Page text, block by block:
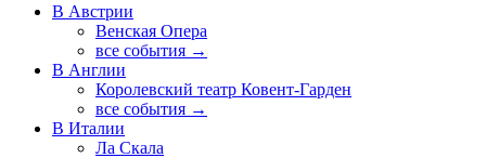
В Австрии
Венская Опера
все события →
В Англии
Королевский театр Ковент-Гарден
все события →
В Италии
Ла Скала